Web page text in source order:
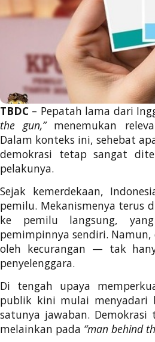
TBDC – Pepatah lama dari
the gun,”menemukan
Dalam konteks ini, sehebat
demokrasi tetap sangat
pelakunya.
Sejak kemerdekaan,
pemilu. Mekanismenya terus
ke pemilu langsung,
pemimpinnya sendiri.
oleh kecurangan — tak
penyelenggara.
Di tengah upaya
publik kini mulai menyadari
satunya jawaban.
melainkan pada “man behind